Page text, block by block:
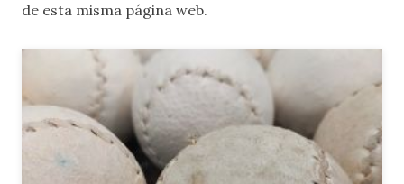
de esta misma página web.